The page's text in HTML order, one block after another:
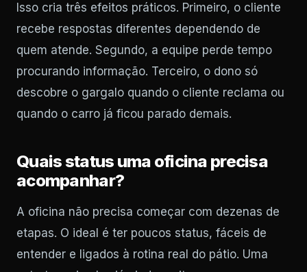
Isso cria três efeitos práticos. Primeiro, o cliente
recebe respostas diferentes dependendo de
quem atende. Segundo, a equipe perde tempo
procurando informação. Terceiro, o dono só
descobre o gargalo quando o cliente reclama ou
quando o carro já ficou parado demais.
Quais status uma oficina precisa
acompanhar?
A oficina não precisa começar com dezenas de
etapas. O ideal é ter poucos status, fáceis de
entender e ligados à rotina real do pátio. Uma